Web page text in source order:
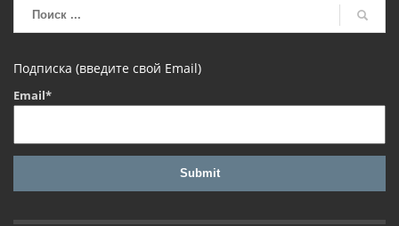
Подписка (введите свой Email)
Email*